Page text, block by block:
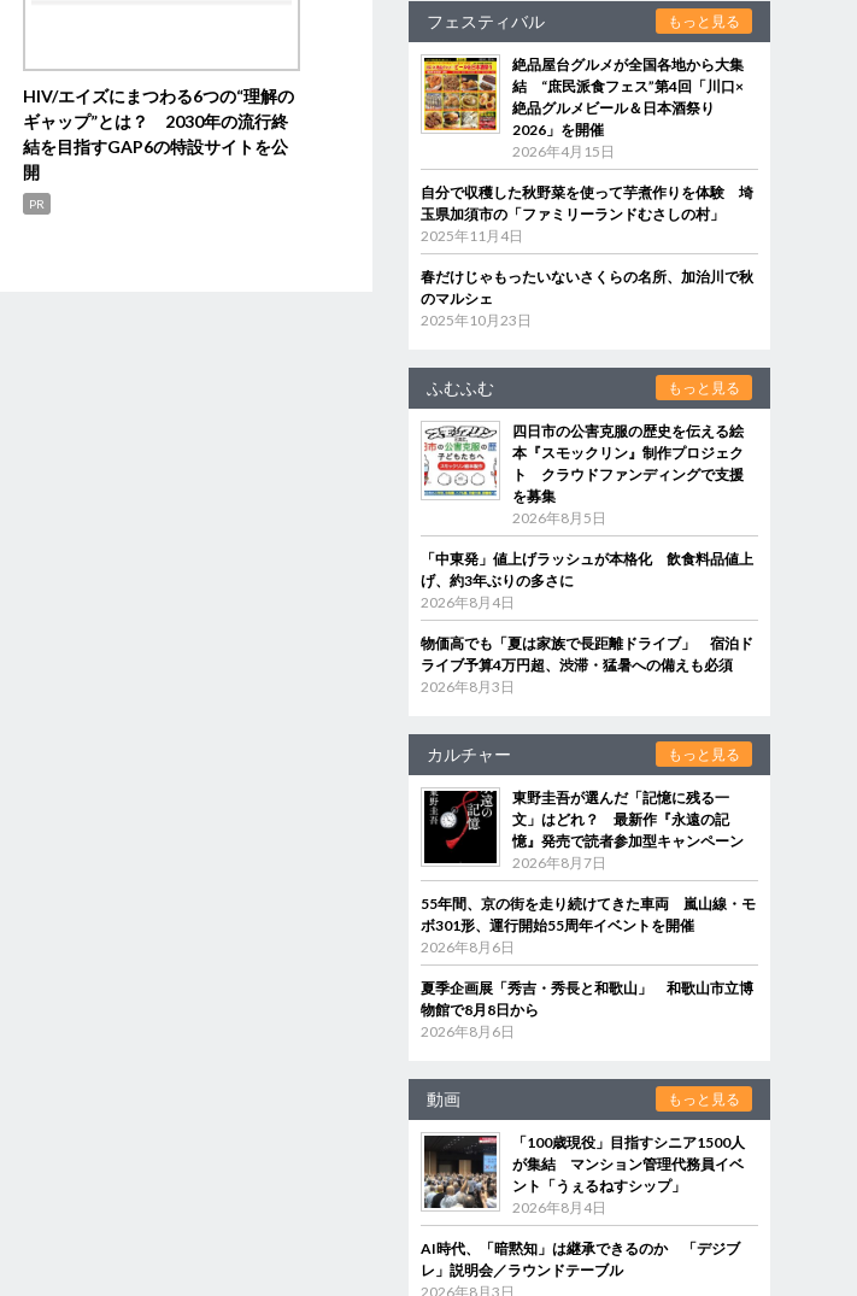
HIV/エイズにまつわる6つの“理解の
ギャップ”とは？ 2030年の流行終
結を目指すGAP6の特設サイトを公
開
PR
フェスティバル もっと見る
絶品屋台グルメが全国各地から大集
結 “庶民派食フェス”第4回「川口×
絶品グルメビール＆日本酒祭り
2026」を開催
2026年4月15日
自分で収穫した秋野菜を使って芋煮作りを体験 埼
玉県加須市の「ファミリーランドむさしの村」
2025年11月4日
春だけじゃもったいないさくらの名所、加治川で秋
のマルシェ
2025年10月23日
ふむふむ もっと見る
四日市の公害克服の歴史を伝える絵
本『スモックリン』制作プロジェク
ト クラウドファンディングで支援
を募集
2026年8月5日
「中東発」値上げラッシュが本格化 飲食料品値上
げ、約3年ぶりの多さに
2026年8月4日
物価高でも「夏は家族で長距離ドライブ」 宿泊ド
ライブ予算4万円超、渋滞・猛暑への備えも必須
2026年8月3日
カルチャー もっと見る
東野圭吾が選んだ「記憶に残る一
文」はどれ？ 最新作『永遠の記
憶』発売で読者参加型キャンペーン
2026年8月7日
55年間、京の街を走り続けてきた車両 嵐山線・モ
ボ301形、運行開始55周年イベントを開催
2026年8月6日
夏季企画展「秀吉・秀長と和歌山」 和歌山市立博
物館で8月8日から
2026年8月6日
動画 もっと見る
「100歳現役」目指すシニア1500人
が集結 マンション管理代務員イベ
ント「うぇるねすシップ」
2026年8月4日
AI時代、「暗黙知」は継承できるのか 「デジブ
レ」説明会／ラウンドテーブル
2026年8月3日